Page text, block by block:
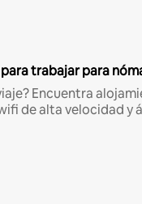
para trabajar para
Encuentra
de alta velocidad y